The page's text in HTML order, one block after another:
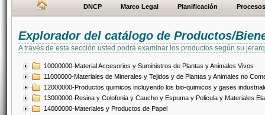
DNCP Marco Legal Planificación Procesos
Explorador del catálogo de Productos/
A través de esta sección usted podrá examinar los productos según su
10000000-Material Accesorios y Suministros de Plantas y Animales Vivos
11000000-Materiales de Minerales y Tejidos y de Plantas y Animales no
12000000-Productos quimicos incluyendo los bio-quimicos y gases
13000000-Resina y Colofonia y Caucho y Espuma y Pelicula y Materiales
14000000-Materiales y Productos de Papel